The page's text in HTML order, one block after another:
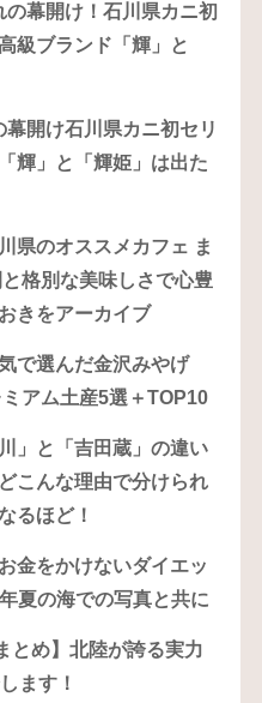
の幕開け！石川県カニ初
級ブランド「輝」と
幕開け石川県カニ初セリ
輝」と「輝姫」は出た
県のオススメカフェ ま
格別な美味しさで心豊
きをアーカイブ
で選んだ金沢みやげ
アム土産5選＋TOP10
」と「吉田蔵」の違い
こんな理由で分けられ
るほど！
金をかけないダイエッ
夏の海での写真と共に
とめ】北陸が誇る実力
ます！